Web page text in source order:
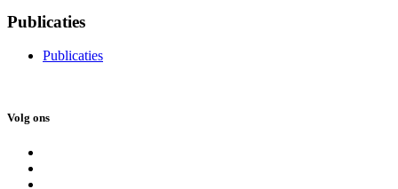
Publicaties
Publicaties
Volg ons